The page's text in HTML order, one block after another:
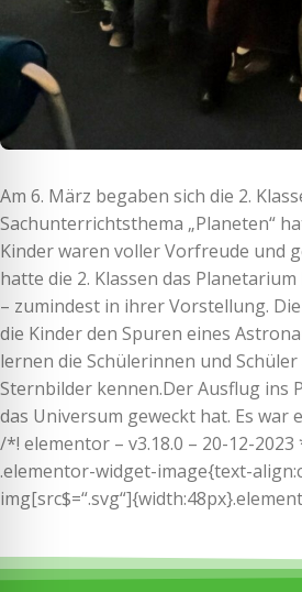
Am 6. März begaben sich die 2.
Sachunterrichtsthema „Planeten“
Kinder waren voller Vorfreude und
hatte die 2. Klassen das
– zumindest in ihrer Vorstellung.
die Kinder den Spuren eines
lernen die Schülerinnen und
Sternbilder kennen.Der Ausflug ins
das Universum geweckt hat. Es
/*! elementor – v3.18.0 – 20-12-
.elementor-widget-image{text-